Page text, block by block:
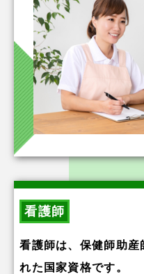
看護師
看護師は、保健師助産
れた国家資格です。